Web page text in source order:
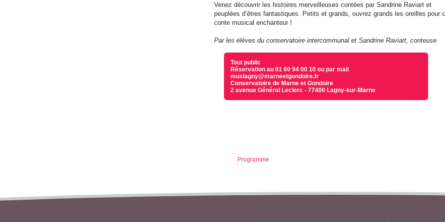
Venez découvrir les histoires merveilleuses contées par Sandrine Raviart et
peuplées d’êtres fantastiques. Petits et grands, ouvrez grands les oreilles pour
conte musical enchanteur !
Par les élèves du conservatoire intercommunal et Sandrine Raviart, conteuse
Tout public
Réservation au 01 60 94 00 10 ou par mail
muslagny@marneetgondoire.fr
Conservatoire de Marne et Gondoire
2 avenue Général Leclerc - 77400 Lagny-sur-Marne
Programme